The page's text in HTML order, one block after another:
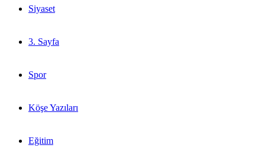
Siyaset
3. Sayfa
Spor
Köşe Yazıları
Eğitim